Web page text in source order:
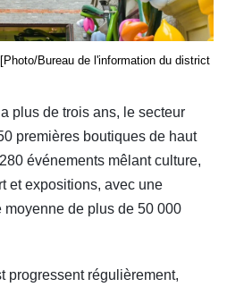
Bureau de l'information du district
plus de trois ans, le secteur
premières boutiques de haut
événements mêlant culture,
et expositions, avec une
de plus de 50 000
progressent régulièrement,